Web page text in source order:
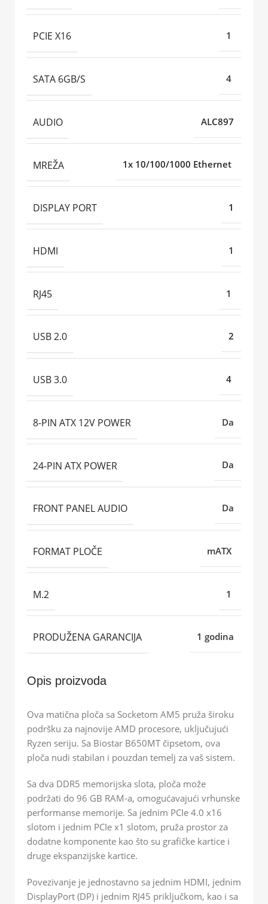
PCIE X16 1
SATA 6GB/S 4
AUDIO ALC897
MREŽA 1x 10/100/1000 Ethernet
DISPLAY PORT 1
HDMI 1
RJ45 1
USB 2.0 2
USB 3.0 4
8-PIN ATX 12V POWER Da
24-PIN ATX POWER Da
FRONT PANEL AUDIO Da
FORMAT PLOČE mATX
M.2 1
PRODUŽENA GARANCIJA 1 godina
Opis proizvoda
Ova matična ploča sa Socketom AM5 pruža široku
podršku za najnovije AMD procesore, uključujući
Ryzen seriju. Sa Biostar B650MT čipsetom, ova
ploča nudi stabilan i pouzdan temelj za vaš sistem.
Sa dva DDR5 memorijska slota, ploča može
podržati do 96 GB RAM-a, omogućavajući vrhunske
performanse memorije. Sa jednim PCIe 4.0 x16
slotom i jednim PCIe x1 slotom, pruža prostor za
dodatne komponente kao što su grafičke kartice i
druge ekspanzijske kartice.
Povezivanje je jednostavno sa jednim HDMI, jednim
DisplayPort (DP) i jednim RJ45 priključkom, kao i sa